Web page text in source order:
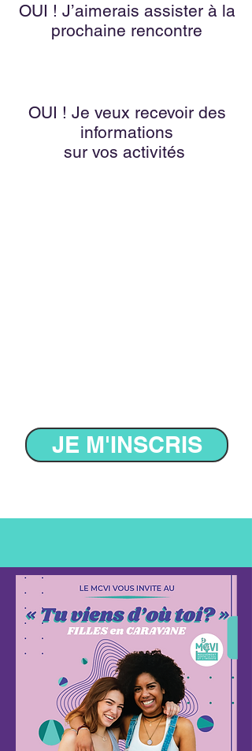
OUI ! J’aimerais assister à la
prochaine rencontre
OUI ! Je veux recevoir des
informations
sur vos activités
JE M'INSCRIS